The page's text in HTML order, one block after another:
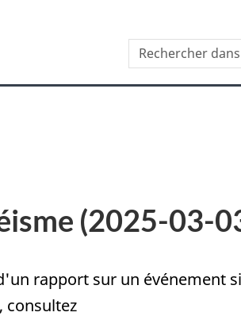
Rechercher
dans
Canada.ca
(2025-03-
rapport sur un événement
consultez